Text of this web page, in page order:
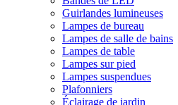
Guirlandes lumineuses
Lampes de bureau
Lampes de salle de bains
Lampes de table
Lampes sur pied
Lampes suspendues
Plafonniers
Éclairage de jardin